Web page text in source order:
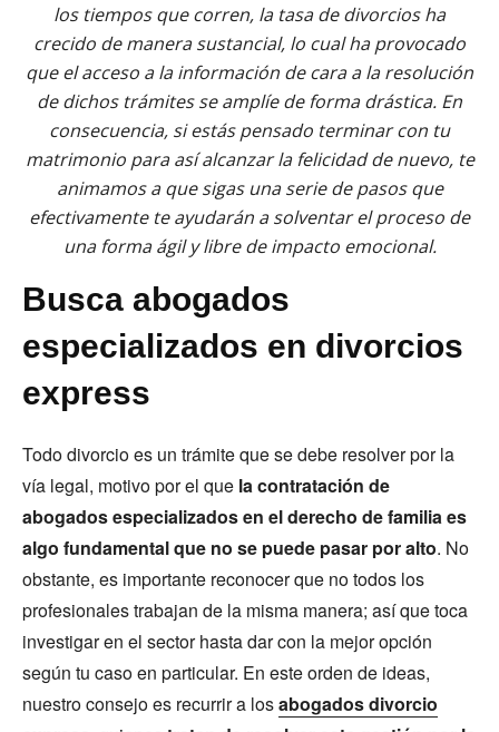
los tiempos que corren, la tasa de divorcios ha
crecido de manera sustancial, lo cual ha provocado
que el acceso a la información de cara a la resolución
de dichos trámites se amplíe de forma drástica. En
consecuencia, si estás pensado terminar con tu
matrimonio para así alcanzar la felicidad de nuevo, te
animamos a que sigas una serie de pasos que
efectivamente te ayudarán a solventar el proceso de
una forma ágil y libre de impacto emocional.
Busca abogados
especializados en divorcios
express
Todo divorcio es un trámite que se debe resolver por la
vía legal, motivo por el que la contratación de
abogados especializados en el derecho de familia es
algo fundamental que no se puede pasar por alto. No
obstante, es importante reconocer que no todos los
profesionales trabajan de la misma manera; así que toca
investigar en el sector hasta dar con la mejor opción
según tu caso en particular. En este orden de ideas,
nuestro consejo es recurrir a losabogados divorcio